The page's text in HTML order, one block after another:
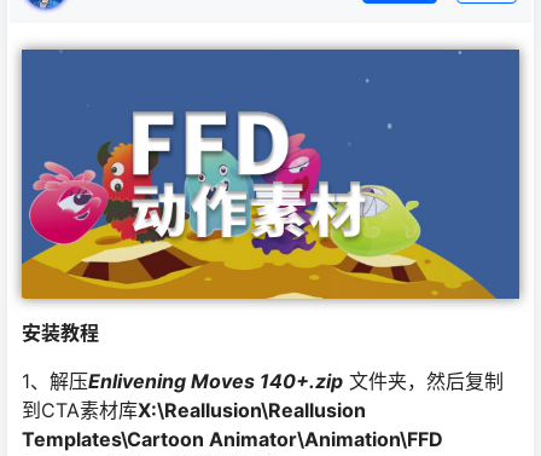
安装教程
1、解压Enlivening Moves 140+.zip 文件夹，然后复制
到CTA素材库X:\Reallusion\Reallusion
Templates\Cartoon Animator\Animation\FFD